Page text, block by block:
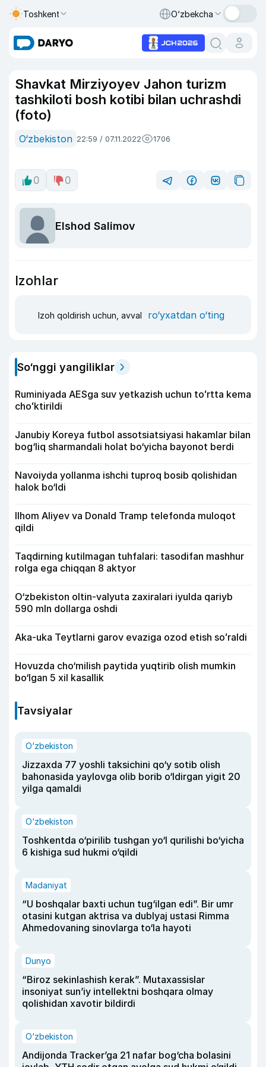
Toshkent O‘zbekcha
Shavkat Mirziyoyev Jahon turizm
tashkiloti bosh kotibi bilan uchrashdi
(foto)
O‘zbekiston 22:59 / 07.11.2022 1706
0 0
Elshod Salimov
Izohlar
Izoh qoldirish uchun, avval ro‘yxatdan o‘ting
So‘nggi yangiliklar
Ruminiyada AESga suv yetkazish uchun toʻrtta kema
choʻktirildi
Janubiy Koreya futbol assotsiatsiyasi hakamlar bilan
bog‘liq sharmandali holat bo‘yicha bayonot berdi
Navoiyda yollanma ishchi tuproq bosib qolishidan
halok bo‘ldi
Ilhom Aliyev va Donald Tramp telefonda muloqot
qildi
Taqdirning kutilmagan tuhfalari: tasodifan mashhur
rolga ega chiqqan 8 aktyor
O‘zbekiston oltin-valyuta zaxiralari iyulda qariyb
590 mln dollarga oshdi
Aka-uka Teytlarni garov evaziga ozod etish soʻraldi
Hovuzda cho‘milish paytida yuqtirib olish mumkin
bo‘lgan 5 xil kasallik
Tavsiyalar
O‘zbekiston
Jizzaxda 77 yoshli taksichini qo‘y sotib olish
bahonasida yaylovga olib borib o‘ldirgan yigit 20
yilga qamaldi
O‘zbekiston
Toshkentda o‘pirilib tushgan yo‘l qurilishi bo‘yicha
6 kishiga sud hukmi o‘qildi
Madaniyat
“U boshqalar baxti uchun tug‘ilgan edi”. Bir umr
otasini kutgan aktrisa va dublyaj ustasi Rimma
Ahmedovaning sinovlarga to‘la hayoti
Dunyo
“Biroz sekinlashish kerak”. Mutaxassislar
insoniyat sun’iy intellektni boshqara olmay
qolishidan xavotir bildirdi
O‘zbekiston
Andijonda Tracker’ga 21 nafar bog‘cha bolasini